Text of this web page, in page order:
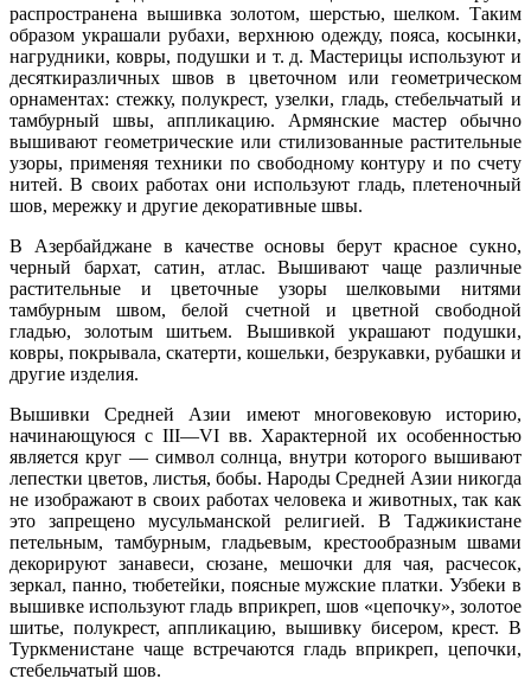
распространена вышивка золотом, шерстью, шелком. Таким
образом украшали рубахи, верхнюю одежду, пояса, косынки,
нагрудники, ковры, подушки и т. д. Мастерицы используют и
десяткиразличных швов в цветочном или геометрическом
орнаментах: стежку, полукрест, узелки, гладь, стебельчатый и
тамбурный швы, аппликацию. Армянские мастер обычно
вышивают геометрические или стилизованные растительные
узоры, применяя техники по свободному контуру и по счету
нитей. В своих работах они используют гладь, плетеночный
шов, мережку и другие декоративные швы.
В Азербайджане в качестве основы берут красное сукно,
черный бархат, сатин, атлас. Вышивают чаще различные
растительные и цветочные узоры шелковыми нитями
тамбурным швом, белой счетной и цветной свободной
гладью, золотым шитьем. Вышивкой украшают подушки,
ковры, покрывала, скатерти, кошельки, безрукавки, рубашки и
другие изделия.
Вышивки Средней Азии имеют многовековую историю,
начинающуюся с III—VI вв. Характерной их особенностью
является круг — символ солнца, внутри которого вышивают
лепестки цветов, листья, бобы. Народы Средней Азии никогда
не изображают в своих работах человека и животных, так как
это запрещено мусульманской религией. В Таджикистане
петельным, тамбурным, гладьевым, крестообразным швами
декорируют занавеси, сюзане, мешочки для чая, расчесок,
зеркал, панно, тюбетейки, поясные мужские платки. Узбеки в
вышивке используют гладь вприкреп, шов «цепочку», золотое
шитье, полукрест, аппликацию, вышивку бисером, крест. В
Туркменистане чаще встречаются гладь вприкреп, цепочки,
стебельчатый шов.